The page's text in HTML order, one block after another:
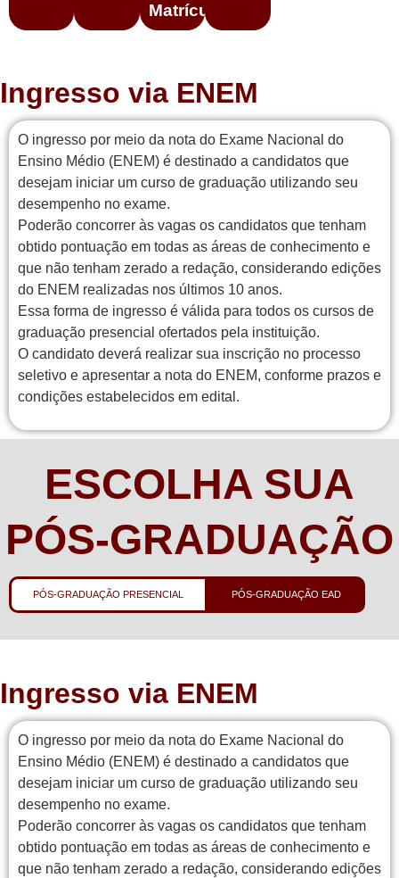
Matrícula
Ingresso via ENEM
O ingresso por meio da nota do Exame Nacional do
Ensino Médio (ENEM) é destinado a candidatos que
desejam iniciar um curso de graduação utilizando seu
desempenho no exame.
Poderão concorrer às vagas os candidatos que tenham
obtido pontuação em todas as áreas de conhecimento e
que não tenham zerado a redação, considerando edições
do ENEM realizadas nos últimos 10 anos.
Essa forma de ingresso é válida para todos os cursos de
graduação presencial ofertados pela instituição.
O candidato deverá realizar sua inscrição no processo
seletivo e apresentar a nota do ENEM, conforme prazos e
condições estabelecidos em edital.
ESCOLHA SUA
PÓS-GRADUAÇÃO
PÓS-GRADUAÇÃO PRESENCIAL PÓS-GRADUAÇÃO EAD
Ingresso via ENEM
O ingresso por meio da nota do Exame Nacional do
Ensino Médio (ENEM) é destinado a candidatos que
desejam iniciar um curso de graduação utilizando seu
desempenho no exame.
Poderão concorrer às vagas os candidatos que tenham
obtido pontuação em todas as áreas de conhecimento e
que não tenham zerado a redação, considerando edições